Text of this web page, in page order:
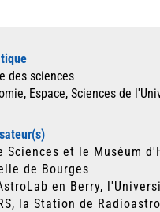
des sciences
Espace, Sciences de
Sciences et le Muséum
de Bourges
en Berry,
la Station de